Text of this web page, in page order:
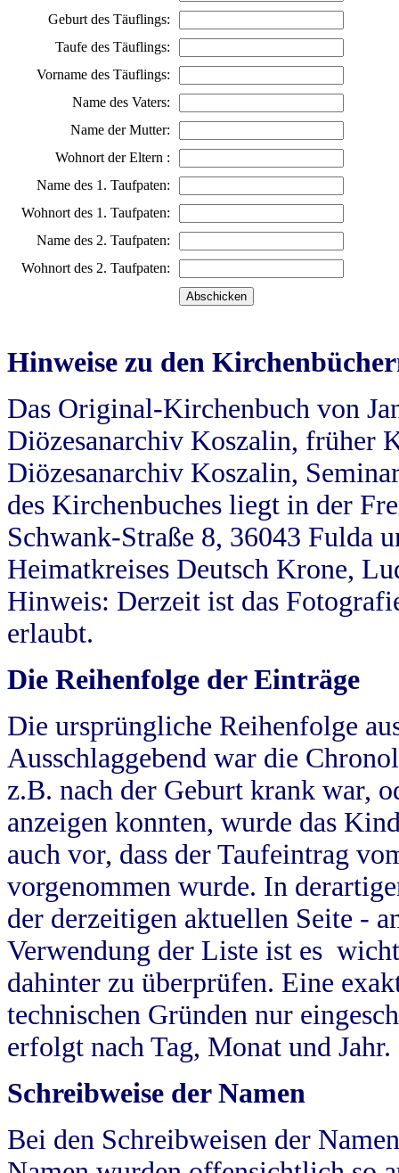
Geburt des Täuflings:
Taufe des Täuflings:
Vorname des Täuflings:
Name des Vaters:
Name der Mutter:
Wohnort der Eltern :
Name des 1. Taufpaten:
Wohnort des 1. Taufpaten:
Name des 2. Taufpaten:
Wohnort des 2. Taufpaten:
Hinweise zu den
Das Original-Kirchenbuch von
Diözesanarchiv Koszalin, früher
Diözesanarchiv Koszalin,
des Kirchenbuches liegt in der
Schwank-Straße 8, 36043 Fulda
Heimatkreises Deutsch Krone,
Hinweis: Derzeit ist das
erlaubt.
Die Reihenfolge der Einträge
Die ursprüngliche Reihenfolge
Ausschlaggebend war die
z.B. nach der Geburt krank war,
anzeigen konnten, wurde das
auch vor, dass der Taufeintrag
vorgenommen wurde. In
der derzeitigen aktuellen Seite -
Verwendung der Liste ist es
dahinter zu überprüfen. Eine
technischen Gründen nur
erfolgt nach Tag, Monat und Jahr.
Schreibweise der Namen
Bei den Schreibweisen der